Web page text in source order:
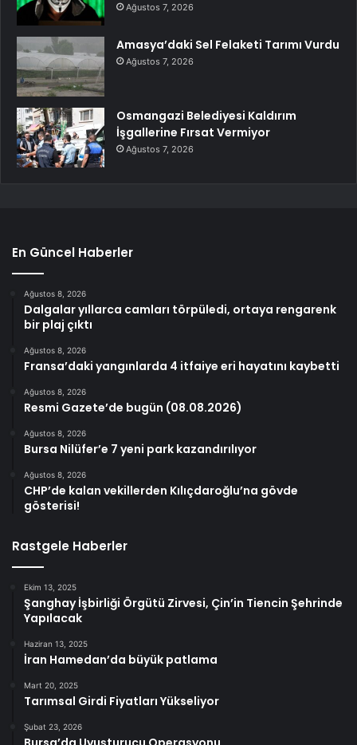
Ağustos 7, 2026
Amasya’daki Sel Felaketi Tarımı Vurdu
Ağustos 7, 2026
Osmangazi Belediyesi Kaldırım
İşgallerine Fırsat Vermiyor
Ağustos 7, 2026
En Güncel Haberler
Ağustos 8, 2026
Dalgalar yıllarca camları törpüledi, ortaya rengarenk
bir plaj çıktı
Ağustos 8, 2026
Fransa’daki yangınlarda 4 itfaiye eri hayatını kaybetti
Ağustos 8, 2026
Resmi Gazete’de bugün (08.08.2026)
Ağustos 8, 2026
Bursa Nilüfer’e 7 yeni park kazandırılıyor
Ağustos 8, 2026
CHP’de kalan vekillerden Kılıçdaroğlu’na gövde
gösterisi!
Rastgele Haberler
Ekim 13, 2025
Şanghay İşbirliği Örgütü Zirvesi, Çin’in Tiencin Şehrinde
Yapılacak
Haziran 13, 2025
İran Hamedan’da büyük patlama
Mart 20, 2025
Tarımsal Girdi Fiyatları Yükseliyor
Şubat 23, 2026